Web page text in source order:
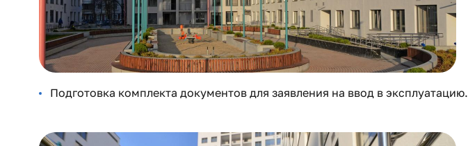
Подготовка комплекта документов для заявления на ввод в эксплуатацию.